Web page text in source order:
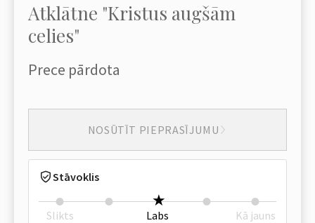
Atklātne "Kristus augšām
celies"
Prece pārdota
NOSŪTĪT PIEPRASĪJUMU
Stāvoklis
Slikts Labs Kā jauns